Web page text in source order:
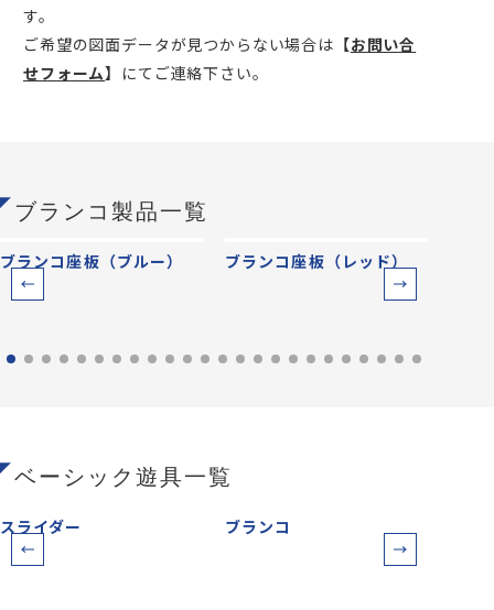
す。
ご希望の図面データが見つからない場合は 【お問い合
せフォーム】 にてご連絡下さい。
ブランコ製品一覧
ブランコ座板（ブルー） ブランコ座板（レッド）
ベーシック遊具一覧
スライダー ブランコ